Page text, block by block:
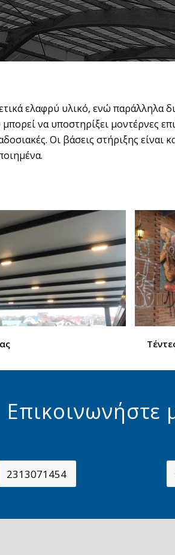
ελαφρύ υλικό, ενώ
να υποστηρίξει μοντέρνες
Οι βάσεις στήριξης
Επικοινωνήστε
2313071454